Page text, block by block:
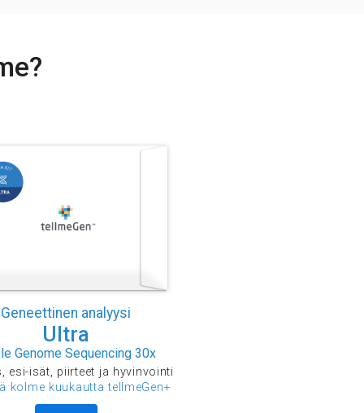
Geneettinen analyysi
Ultra
Genome Sequencing 30x
esi-isät, piirteet ja hyvinvointi
kolme kuukautta tellmeGen+